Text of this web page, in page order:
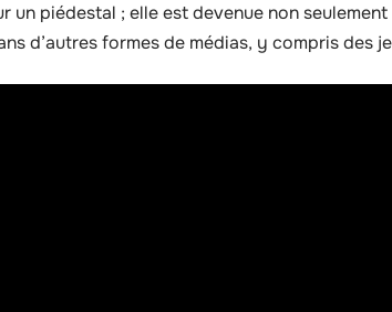
un piédestal ; elle est devenue non
d’autres formes de médias, y compris des